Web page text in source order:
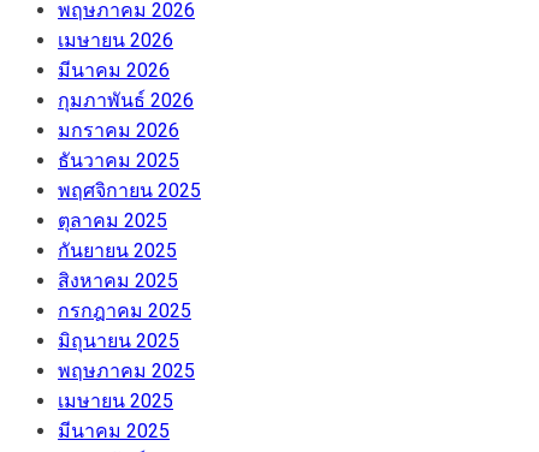
พฤษภาคม 2026
เมษายน 2026
มีนาคม 2026
กุมภาพันธ์ 2026
มกราคม 2026
ธันวาคม 2025
พฤศจิกายน 2025
ตุลาคม 2025
กันยายน 2025
สิงหาคม 2025
กรกฎาคม 2025
มิถุนายน 2025
พฤษภาคม 2025
เมษายน 2025
มีนาคม 2025